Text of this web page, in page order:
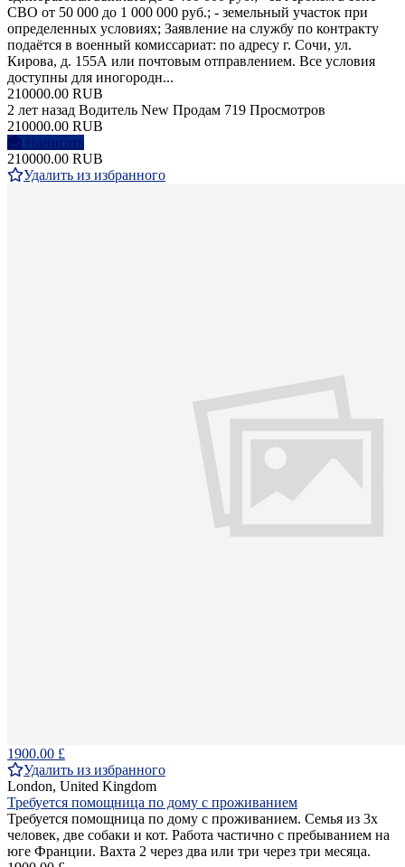
СВО от 50 000 до 1 000 000 руб.; - земельный участок при
определенных условиях; Заявление на службу по контракту
подаётся в военный комиссариат: по адресу г. Сочи, ул.
Кирова, д. 155А или почтовым отправлением. Все условия
доступны для иногородн...
210000.00 RUB
2 лет назад Водитель New Продам 719 Просмотров
210000.00 RUB
Написать
210000.00 RUB
Удалить из избранного
1900.00 £
Удалить из избранного
London, United Kingdom
Требуется помощница по дому с проживанием
Требуется помощница по дому с проживанием. Семья из 3х
человек, две собаки и кот. Работа частично с пребыванием на
юге Франции. Вахта 2 через два или три через три месяца.